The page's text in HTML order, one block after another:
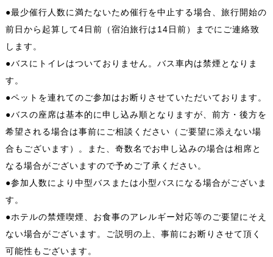
●最少催行人数に満たないため催行を中止する場合、旅行開始の
前日から起算して4日前（宿泊旅行は14日前）までにご連絡致
します。
●バスにトイレはついておりません。バス車内は禁煙となりま
す。
●ペットを連れてのご参加はお断りさせていただいております。
●バスの座席は基本的に申し込み順となりますが、前方・後方を
希望される場合は事前にご相談ください（ご要望に添えない場
合もございます）。また、奇数名でお申し込みの場合は相席と
なる場合がございますので予めご了承ください。
●参加人数により中型バスまたは小型バスになる場合がございま
す。
●ホテルの禁煙喫煙、お食事のアレルギー対応等のご要望にそえ
ない場合がございます。ご説明の上、事前にお断りさせて頂く
可能性もございます。